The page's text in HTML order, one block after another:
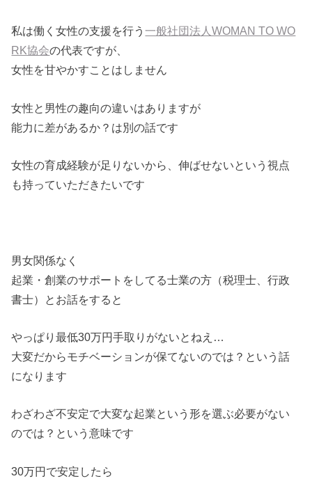
私は働く女性の支援を行う一般社団法人WOMAN TO WO
RK協会の代表ですが、
女性を甘やかすことはしません
女性と男性の趣向の違いはありますが
能力に差があるか？は別の話です
女性の育成経験が足りないから、伸ばせないという視点
も持っていただきたいです
男女関係なく
起業・創業のサポートをしてる士業の方（税理士、行政
書士）とお話をすると
やっぱり最低30万円手取りがないとねえ…
大変だからモチベーションが保てないのでは？という話
になります
わざわざ不安定で大変な起業という形を選ぶ必要がない
のでは？という意味です
30万円で安定したら